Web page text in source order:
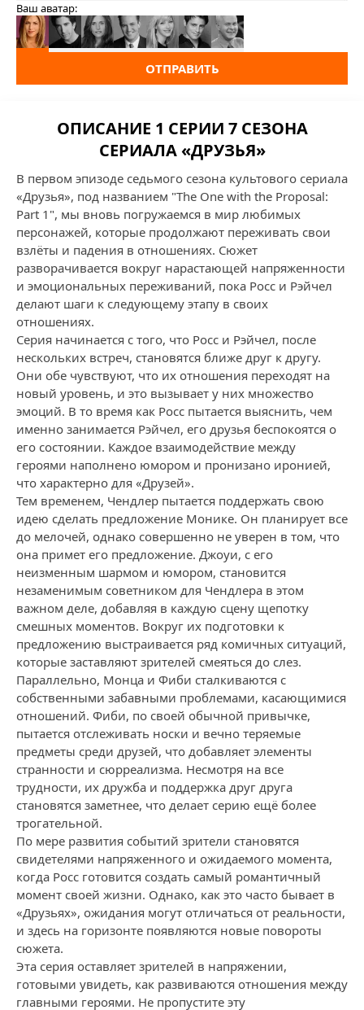
Ваш аватар:
ОТПРАВИТЬ
ОПИСАНИЕ 1 СЕРИИ 7 СЕЗОНА
СЕРИАЛА «ДРУЗЬЯ»
В первом эпизоде седьмого сезона культового сериала
«Друзья», под названием "The One with the Proposal:
Part 1", мы вновь погружаемся в мир любимых
персонажей, которые продолжают переживать свои
взлёты и падения в отношениях. Сюжет
разворачивается вокруг нарастающей напряженности
и эмоциональных переживаний, пока Росс и Рэйчел
делают шаги к следующему этапу в своих
отношениях.
Серия начинается с того, что Росс и Рэйчел, после
нескольких встреч, становятся ближе друг к другу.
Они обе чувствуют, что их отношения переходят на
новый уровень, и это вызывает у них множество
эмоций. В то время как Росс пытается выяснить, чем
именно занимается Рэйчел, его друзья беспокоятся о
его состоянии. Каждое взаимодействие между
героями наполнено юмором и пронизано иронией,
что характерно для «Друзей».
Тем временем, Чендлер пытается поддержать свою
идею сделать предложение Монике. Он планирует все
до мелочей, однако совершенно не уверен в том, что
она примет его предложение. Джоуи, с его
неизменным шармом и юмором, становится
незаменимым советником для Чендлера в этом
важном деле, добавляя в каждую сцену щепотку
смешных моментов. Вокруг их подготовки к
предложению выстраивается ряд комичных ситуаций,
которые заставляют зрителей смеяться до слез.
Параллельно, Монца и Фиби сталкиваются с
собственными забавными проблемами, касающимися
отношений. Фиби, по своей обычной привычке,
пытается отслеживать носки и вечно теряемые
предметы среди друзей, что добавляет элементы
странности и сюрреализма. Несмотря на все
трудности, их дружба и поддержка друг друга
становятся заметнее, что делает серию ещё более
трогательной.
По мере развития событий зрители становятся
свидетелями напряженного и ожидаемого момента,
когда Росс готовится создать самый романтичный
момент своей жизни. Однако, как это часто бывает в
«Друзьях», ожидания могут отличаться от реальности,
и здесь на горизонте появляются новые повороты
сюжета.
Эта серия оставляет зрителей в напряжении,
готовыми увидеть, как развиваются отношения между
главными героями. Не пропустите эту